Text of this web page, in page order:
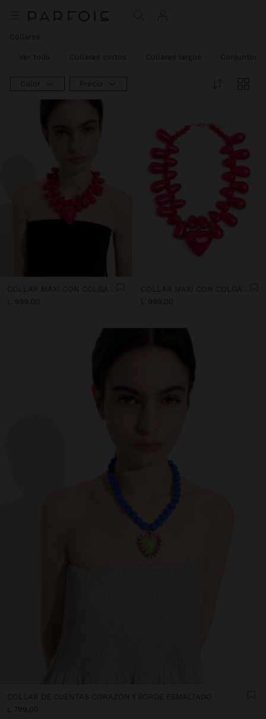
Collares
Ver todo Collares cortos Collares largos Conjuntos
Color Precio
COLLAR MAXI CON COLGANTE DE CORAZÓN
L 999,00
COLLAR MAXI CON COLGANTE DE CORAZÓN
L 999,00
COLLAR DE CUENTAS CORAZÓN Y BORDE ESMALTADO
L 799,00